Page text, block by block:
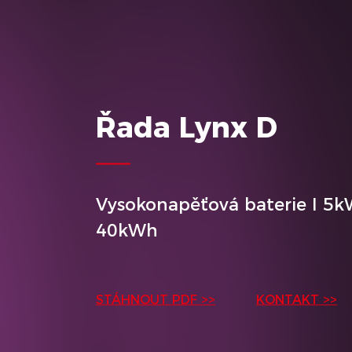
Řada Lynx D
Vysokonapěťová baterie I
40kWh
STÁHNOUT PDF >> KONTAKT >>